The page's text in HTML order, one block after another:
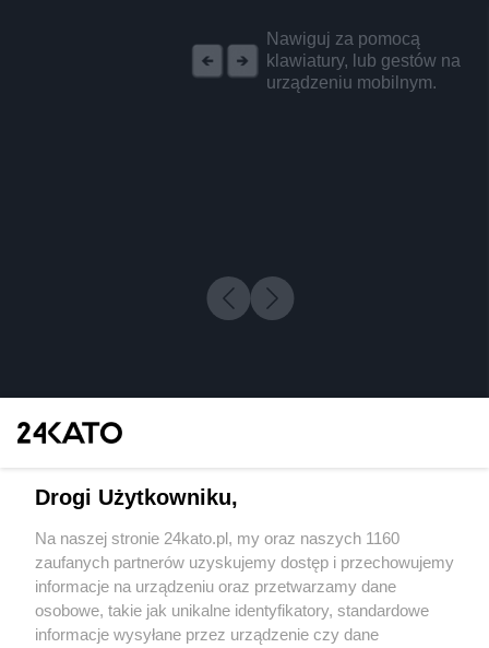
Nawiguj za pomocą
klawiatury, lub gestów na
urządzeniu mobilnym.
Wydawca mediów lokalnych
Drogi Użytkowniku,
Na naszej stronie 24kato.pl, my oraz naszych 1160
zaufanych partnerów uzyskujemy dostęp i przechowujemy
informacje na urządzeniu oraz przetwarzamy dane
osobowe, takie jak unikalne identyfikatory, standardowe
informacje wysyłane przez urządzenie czy dane